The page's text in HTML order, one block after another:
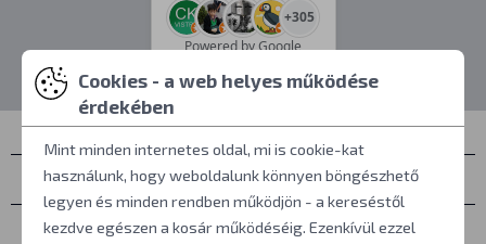
+305
Powered by Google
Névjegyek
Személyes átvétel
Cookies - a web helyes működése
érdekében
Mint minden internetes oldal, mi is cookie-kat
használunk, hogy weboldalunk könnyen böngészhető
legyen és minden rendben működjön - a kereséstől
kezdve egészen a kosár működéséig. Ezenkívül ezzel